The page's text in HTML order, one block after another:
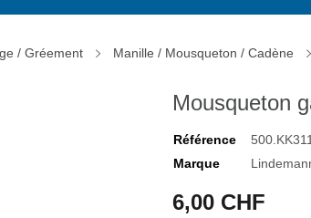
/ Gréement Manille / Mousqueton / Cadène
Mousqueton
Référence
Marque
6,00 CHF